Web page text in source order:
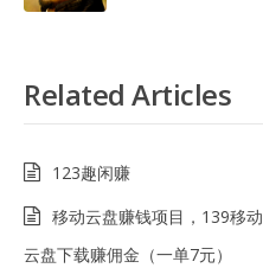
Related Articles
123趣闲赚
移动云盘赚钱项目，139移动
云盘下载赚佣金（一单7元）